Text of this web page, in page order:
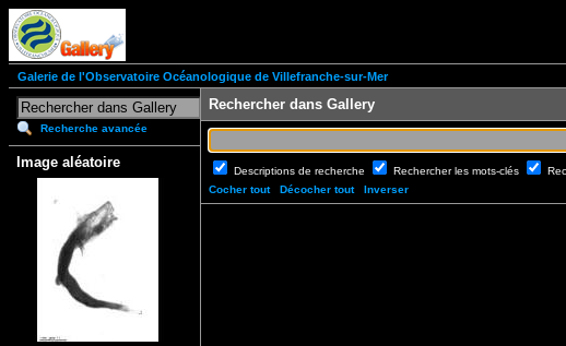
Galerie de l'Observatoire Océanologique de Villefranche-sur-Mer
Recherche avancée
Image aléatoire
Rechercher dans Gallery
Descriptions de recherche Rechercher les mots-clés
Cocher tout
Décocher tout Inverser